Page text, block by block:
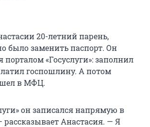
20-летний парень,
было заменить паспорт. Он
порталом «Госуслуги»: заполнил
госпошлину. А потом
в МФЦ.
он записался напрямую в
рассказывает Анастасия. — Я